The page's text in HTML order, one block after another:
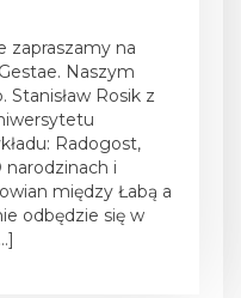
zapraszamy na
Naszym
Rosik z
Radogost,
narodzinach i
między Łabą a
odbędzie się w